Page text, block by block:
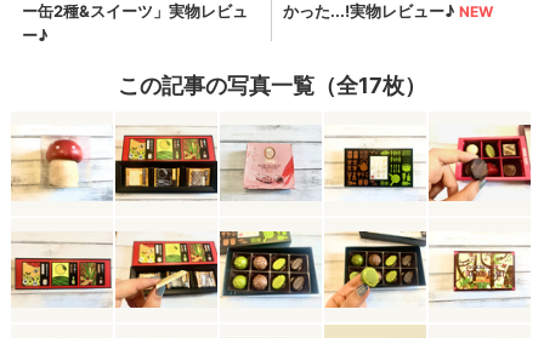
この記事の写真一覧（全17枚）